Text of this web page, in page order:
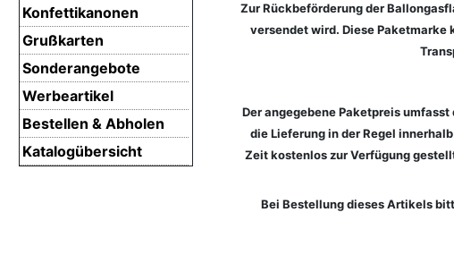
Zur Rückbeförderung der
versendet wird. Diese Paketmarke
Der angegebene Paketpreis
die Lieferung in der Regel
Zeit kostenlos zur Verfügung
Bei Bestellung dieses Artikels
Konfettikanonen
Grußkarten
Sonderangebote
Werbeartikel
Bestellen & Abholen
Katalogübersicht